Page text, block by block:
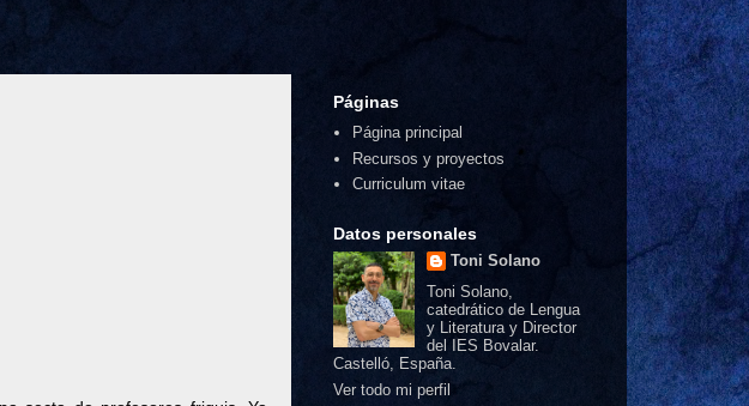
Páginas
Página principal
Recursos y proyectos
Curriculum vitae
Datos personales
Toni Solano
Toni Solano,
catedrático de Lengua
y Literatura y Director
del IES Bovalar.
Castelló, España.
Ver todo mi perfil